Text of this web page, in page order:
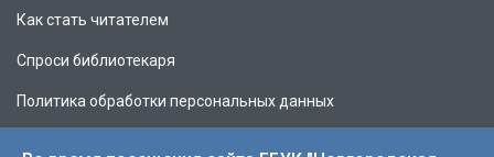
Как стать читателем
Спроси библиотекаря
Политика обработки персональных данных